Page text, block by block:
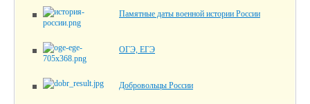
Памятные даты военной истории России
ОГЭ, ЕГЭ
Добровольцы России